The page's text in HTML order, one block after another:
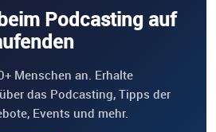
Podcasting auf
Menschen an. Erhalte
das Podcasting, Tipps der
Events und mehr.